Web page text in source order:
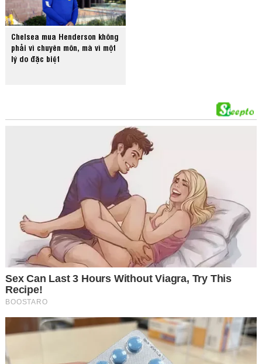
Chelsea mua Henderson không
phải vì chuyên môn, mà vì một
lý do đặc biệt